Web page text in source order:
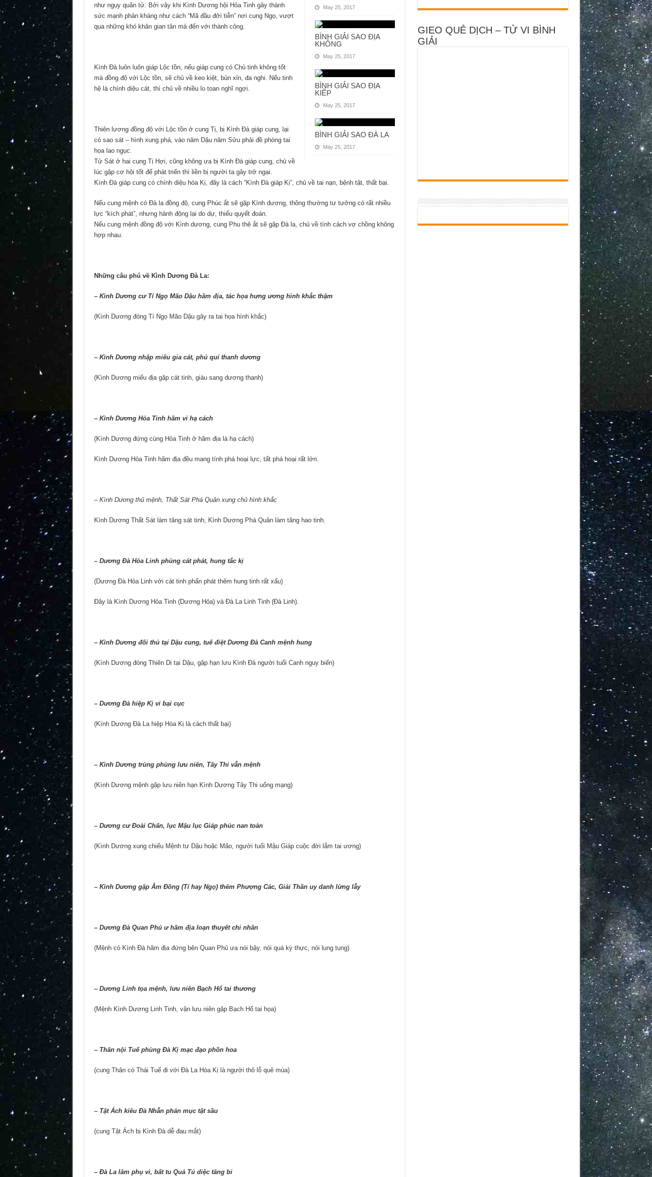
May 25, 2017
BÌNH GIẢI SAO ĐỊA
KHÔNG
May 25, 2017
BÌNH GIẢI SAO ĐỊA
KIẾP
May 25, 2017
BÌNH GIẢI SAO ĐÀ LA
May 25, 2017
như ngụy quân tử. Bởi vậy khi Kình Dương hội Hỏa Tinh gây thành
sức mạnh phản kháng như cách “Mã đầu đới tiễn” nơi cung Ngọ, vượt
qua những khó khăn gian tân mà đến với thành công.
Kình Đà luôn luôn giáp Lộc tồn, nếu giáp cung có Chủ tinh không tốt
mà đồng độ với Lộc tồn, sẽ chủ về keo kiệt, bủn xỉn, đa nghi. Nếu tinh
hệ là chính diệu cát, thì chủ về nhiều lo toan nghĩ ngợi.
Thiên lương đồng độ với Lộc tồn ở cung Tị, bị Kình Đà giáp cung, lại
có sao sát – hình xung phá, vào năm Dậu năm Sửu phải đề phòng tai
họa lao ngục.
Tử Sát ở hai cung Tị Hợi, cũng không ưa bị Kình Đà giáp cung, chủ về
lúc gặp cơ hội tốt để phát triển thì liền bị người ta gây trở ngại.
Kình Đà giáp cung có chính diệu hóa Kị, đây là cách “Kình Đà giáp Kị”, chủ về tai nạn, bệnh tật, thất bại.
Nếu cung mệnh có Đà la đồng độ, cung Phúc ắt sẽ gặp Kình dương, thông thường tư tưởng có rất nhiều
lực “kích phát”, nhưng hành động lại do dự, thiếu quyết đoán.
Nếu cung mệnh đồng độ với Kình dương, cung Phu thê ắt sẽ gặp Đà la, chủ về tính cách vợ chồng không
hợp nhau.
Những câu phú về Kình Dương Đà La:
– Kình Dương cư Tí Ngọ Mão Dậu hãm địa, tác họa hưng ương hình khắc thậm
(Kình Dương đóng Tí Ngọ Mão Dậu gây ra tai họa hình khắc)
– Kình Dương nhập miếu gia cát, phú quí thanh dương
(Kình Dương miếu địa gặp cát tinh, giàu sang dương thanh)
– Kình Dương Hỏa Tinh hãm vi hạ cách
(Kình Dương đứng cùng Hỏa Tinh ở hãm địa là hạ cách)
Kình Dương Hỏa Tinh hãm địa đều mang tính phá hoại lực, tất phá hoại rất lớn.
– Kình Dương thủ mệnh, Thất Sát Phá Quân xung chủ hình khắc
Kình Dương Thất Sát làm tăng sát tinh, Kình Dương Phá Quân làm tăng hao tinh.
– Dương Đà Hỏa Linh phùng cát phát, hung tắc kị
(Dương Đà Hỏa Linh với cát tinh phấn phát thêm hung tinh rất xấu)
Đây là Kình Dương Hỏa Tinh (Dương Hỏa) và Đà La Linh Tinh (Đà Linh).
– Kình Dương đối thủ tại Dậu cung, tuế điệt Dương Đà Canh mệnh hung
(Kình Dương đóng Thiên Di tại Dậu, gặp hạn lưu Kình Đà người tuổi Canh nguy biến)
– Dương Đà hiệp Kị vi bại cục
(Kình Dương Đà La hiệp Hóa Kị là cách thất bại)
– Kình Dương trùng phùng lưu niên, Tây Thi vẫn mệnh
(Kình Dương mệnh gặp lưu niên hạn Kình Dương Tây Thi uổng mạng)
– Dương cư Đoài Chấn, lục Mậu lục Giáp phúc nan toàn
(Kình Dương xung chiếu Mệnh tư Dậu hoặc Mão, người tuổi Mậu Giáp cuộc đời lắm tai ương)
– Kình Dương gặp Âm Đồng (Tí hay Ngọ) thêm Phượng Các, Giải Thần uy danh lừng lẫy
– Dương Đà Quan Phủ ư hãm địa loạn thuyết chi nhân
(Mệnh có Kình Đà hãm địa đứng bên Quan Phủ ưa nói bậy, nói quá kỳ thực, nói lung tung)
– Dương Linh tọa mệnh, lưu niên Bạch Hổ tai thương
(Mệnh Kình Dương Linh Tinh, vận lưu niên gặp Bạch Hổ tai họa)
– Thân nội Tuế phùng Đà Kị mạc đạo phồn hoa
(cung Thân có Thái Tuế đi với Đà La Hóa Kị là người thô lỗ quê mùa)
– Tật Ách kiêu Đà Nhẫn phản mục tật sầu
(cung Tật Ách bị Kình Đà dễ đau mắt)
– Đà La lâm phụ vi, bất tu Quả Tú diệc tăng bi
GIEO QUẺ DỊCH – TỬ VI BÌNH
GIẢI